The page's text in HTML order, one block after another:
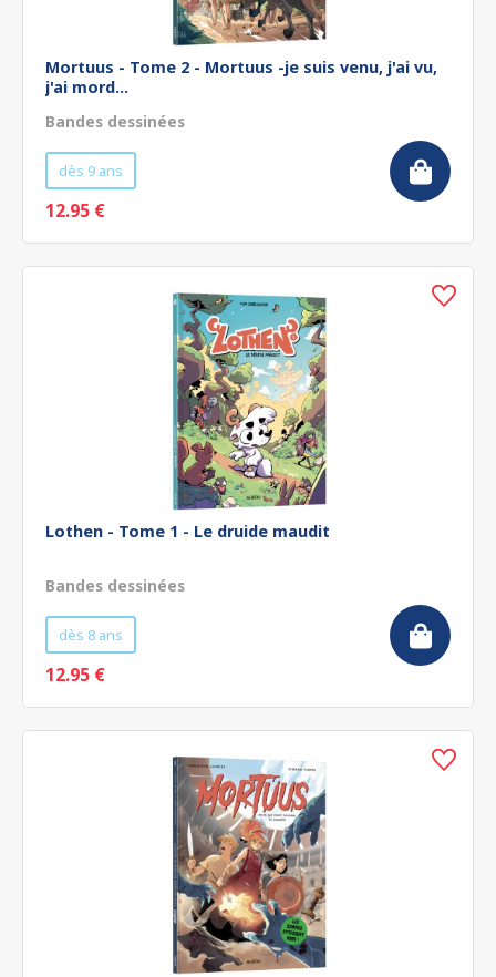
Mortuus - Tome 2 - Mortuus -je suis venu, j'ai vu,
j'ai mord...
Bandes dessinées
dès 9 ans
12.95 €
Lothen - Tome 1 - Le druide maudit
Bandes dessinées
dès 8 ans
12.95 €